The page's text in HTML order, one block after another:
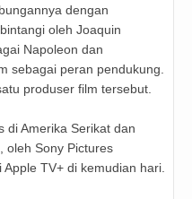
dengan
oleh Joaquin
Napoleon dan
sebagai peran pendukung.
produser film tersebut.
di Amerika Serikat dan
oleh Sony Pictures
TV+ di kemudian hari.